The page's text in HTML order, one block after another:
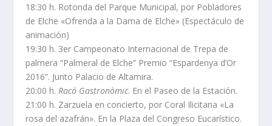
18:30 h. Rotonda del Parque Municipal, por Pobladores
de Elche «Ofrenda a la Dama de Elche» (Espectáculo de
animación)
19:30 h. 3er Campeonato Internacional de Trepa de
palmera “Palmeral de Elche” Premio “Espardenya d’Or
2016”. Junto Palacio de Altamira.
20:00 h.Racó Gastronòmic. En el Paseo de la Estación.
21:00 h. Zarzuela en concierto, por Coral Ilicitana «La
rosa del azafrán». En la Plaza del Congreso Eucarístico.